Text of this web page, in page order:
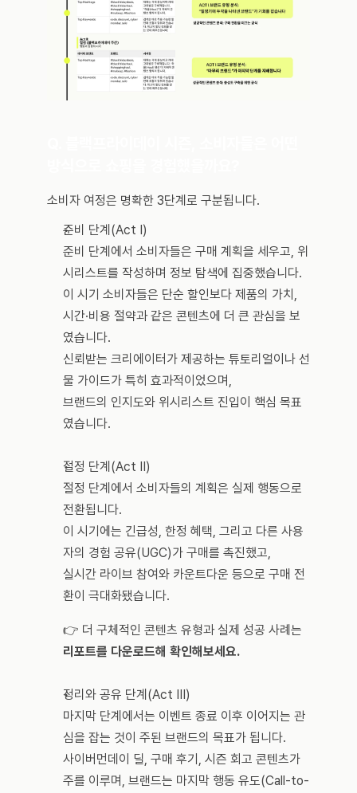
소비자 여정은 명확한 3단계로 구분됩니다.
준비 단계(Act I)
준비 단계에서 소비자들은 구매 계획을 세우고, 위
시리스트를 작성하며 정보 탐색에 집중했습니다.
이 시기 소비자들은 단순 할인보다 제품의 가치,
시간·비용 절약과 같은 콘텐츠에 더 큰 관심을 보
였습니다.
신뢰받는 크리에이터가 제공하는 튜토리얼이나 선
물 가이드가 특히 효과적이었으며,
브랜드의 인지도와 위시리스트 진입이 핵심 목표
였습니다.
절정 단계(Act II)
절정 단계에서 소비자들의 계획은 실제 행동으로
전환됩니다.
이 시기에는 긴급성, 한정 혜택, 그리고 다른 사용
자의 경험 공유(UGC)가 구매를 촉진했고,
실시간 라이브 참여와 카운트다운 등으로 구매 전
환이 극대화됐습니다.
리포트를 다운로드해 확인해보세요.
정리와 공유 단계(Act III)
마지막 단계에서는 이벤트 종료 이후 이어지는 관
심을 잡는 것이 주된 브랜드의 목표가 됩니다.
사이버먼데이 딜, 구매 후기, 시즌 회고 콘텐츠가
주를 이루며, 브랜드는 마지막 행동 유도(Call-to-